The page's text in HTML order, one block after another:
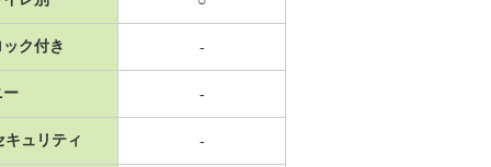
ク付き -
ー -
キュリティ -